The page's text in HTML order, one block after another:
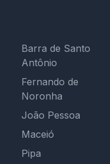
Barra de Santo
Antônio
Fernando de
Noronha
João Pessoa
Maceió
Pipa